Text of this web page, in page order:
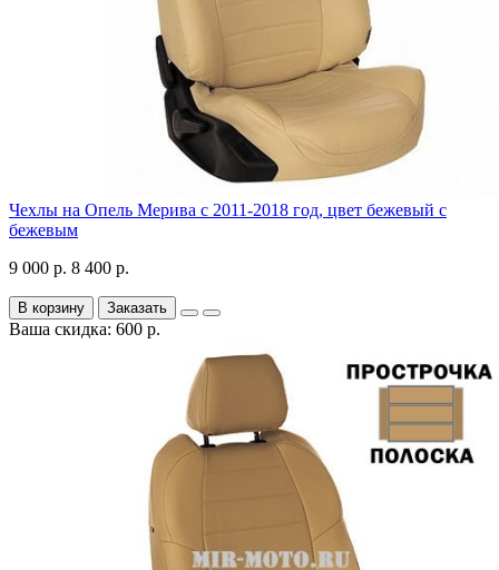
Чехлы на Опель Мерива с 2011-2018 год, цвет бежевый с
бежевым
9 000 р. 8 400 р.
В корзину Заказать
Ваша скидка: 600 р.